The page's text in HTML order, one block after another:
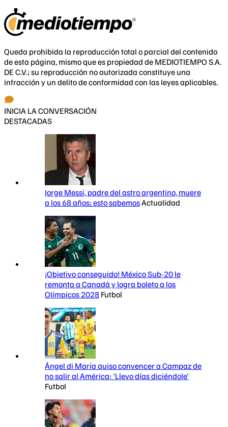
Queda prohibida la reproducción total o parcial del contenido
de esta página, mismo que es propiedad de MEDIOTIEMPO S.A.
DE C.V.; su reproducción no autorizada constituye una
infracción y un delito de conformidad con las leyes aplicables.
INICIA LA CONVERSACIÓN
DESTACADAS
Jorge Messi, padre del astro argentino, muere
a los 68 años; esto sabemosActualidad
¡Objetivo conseguido! México Sub-20 le
remonta a Canadá y logra boleto a los
Olímpicos 2028 Futbol
Ángel di María quiso convencer a Campaz de
no salir al América: 'Llevo días diciéndole'
Futbol